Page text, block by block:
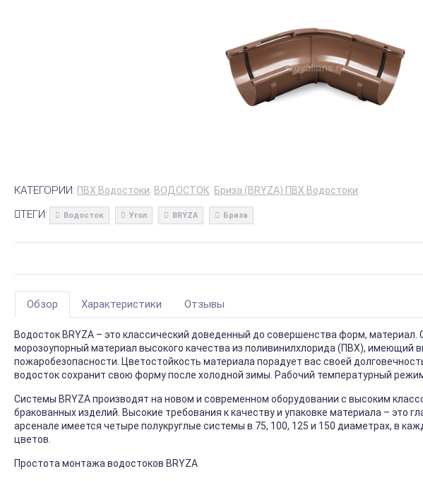
КАТЕГОРИИ: ПВХ Водостоки ВОДОСТОК Бриза (BRYZA) ПВХ Водостоки
ТЕГИ: Водосток Угол BRYZA Бриза
Обзор Характеристики Отзывы
Водосток BRYZA – это классический доведенный до совершенства форм, материал.
морозоупорный материал высокого качества из поливинилхлорида (ПВХ), имеющий
пожаробезопасности. Цветостойкость материала порадует вас своей
водосток сохранит свою форму после холодной зимы. Рабочий температурный
Системы BRYZA производят на новом и современном оборудовании с высоким
бракованных изделий. Высокие требования к качеству и упаковке материала – это
арсенале имеется четыре полукруглые системы в 75, 100, 125 и 150 диаметрах, в
цветов.
Простота монтажа водостоков BRYZA